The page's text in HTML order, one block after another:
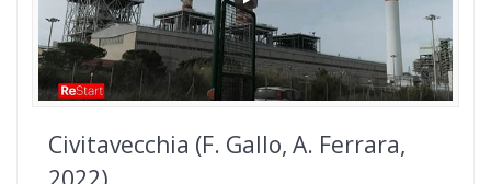
Civitavecchia (F. Gallo, A. Ferrara,